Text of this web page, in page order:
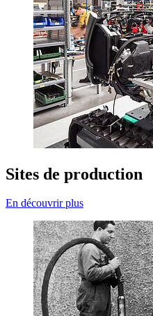
Sites de production
En découvrir plus